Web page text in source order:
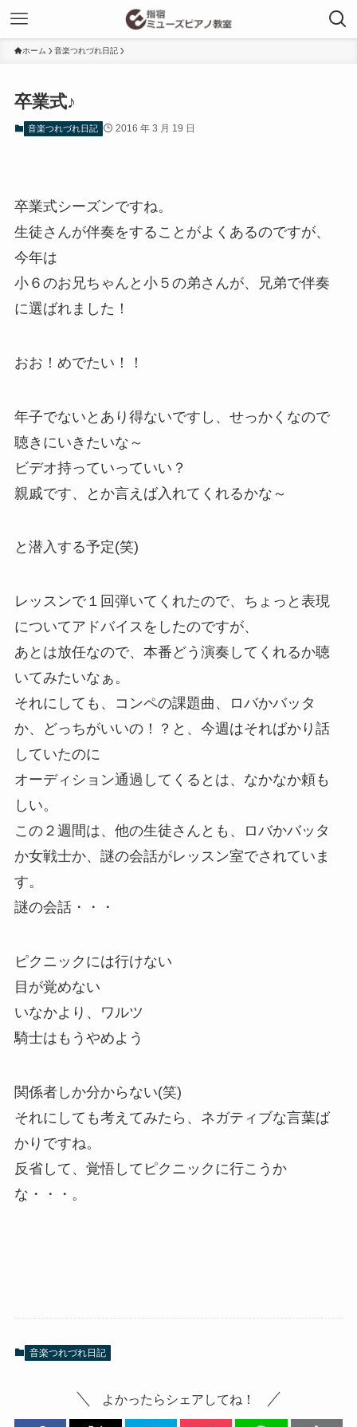
ホーム 音楽つれづれ日記
卒業式♪
音楽つれづれ日記 2016 年 3 月 19 日
卒業式シーズンですね。
生徒さんが伴奏をすることがよくあるのですが、
今年は
小６のお兄ちゃんと小５の弟さんが、兄弟で伴奏
に選ばれました！
おお！めでたい！！
年子でないとあり得ないですし、せっかくなので
聴きにいきたいな～
ビデオ持っていっていい？
親戚です、とか言えば入れてくれるかな～
と潜入する予定(笑)
レッスンで１回弾いてくれたので、ちょっと表現
についてアドバイスをしたのですが、
あとは放任なので、本番どう演奏してくれるか聴
いてみたいなぁ。
それにしても、コンペの課題曲、ロバかバッタ
か、どっちがいいの！？と、今週はそればかり話
していたのに
オーディション通過してくるとは、なかなか頼も
しい。
この２週間は、他の生徒さんとも、ロバかバッタ
か女戦士か、謎の会話がレッスン室でされていま
す。
謎の会話・・・
ピクニックには行けない
目が覚めない
いなかより、ワルツ
騎士はもうやめよう
関係者しか分からない(笑)
それにしても考えてみたら、ネガティブな言葉ば
かりですね。
反省して、覚悟してピクニックに行こうか
な・・・。
音楽つれづれ日記
よかったらシェアしてね！